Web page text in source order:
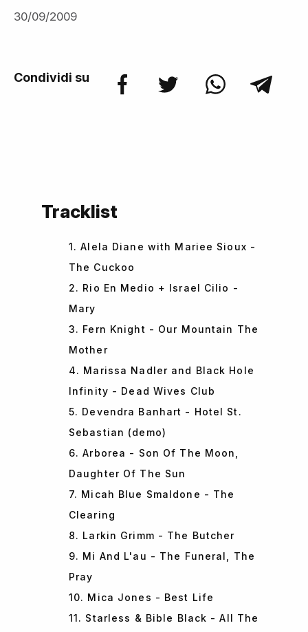
30/09/2009
Condividi su
Tracklist
1. Alela Diane with Mariee Sioux -
The Cuckoo
2. Rio En Medio + Israel Cilio -
Mary
3. Fern Knight - Our Mountain The
Mother
4. Marissa Nadler and Black Hole
Infinity - Dead Wives Club
5. Devendra Banhart - Hotel St.
Sebastian (demo)
6. Arborea - Son Of The Moon,
Daughter Of The Sun
7. Micah Blue Smaldone - The
Clearing
8. Larkin Grimm - The Butcher
9. Mi And L'au - The Funeral, The
Pray
10. Mica Jones - Best Life
11. Starless & Bible Black - All The